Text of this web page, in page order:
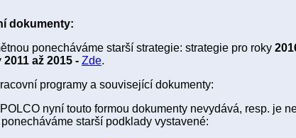
dokumenty:
ponecháváme starší strategie: strategie pro roky
2011 až 2015 - Zde.
programy a související dokumenty:
nyní touto formou dokumenty nevydává, resp. je
starší podklady vystavené: